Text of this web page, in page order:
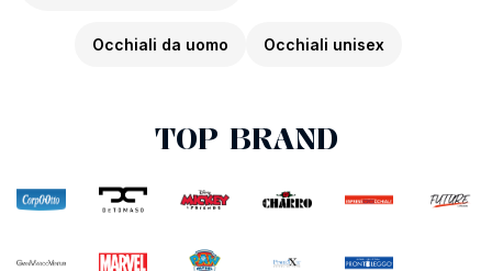
Occhiali da uomo Occhiali unisex
TOP BRAND